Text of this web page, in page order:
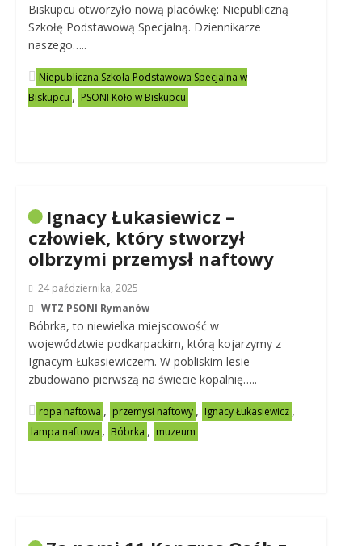
Biskupcu otworzyło nową placówkę: Niepubliczną
Szkołę Podstawową Specjalną. Dziennikarze
naszego…..
Niepubliczna Szkoła Podstawowa Specjalna w
Biskupcu , PSONI Koło w Biskupcu
Ignacy Łukasiewicz –
człowiek, który stworzył
olbrzymi przemysł naftowy
24 października, 2025
WTZ PSONI Rymanów
Bóbrka, to niewielka miejscowość w
województwie podkarpackim, którą kojarzymy z
Ignacym Łukasiewiczem. W pobliskim lesie
zbudowano pierwszą na świecie kopalnię…..
ropa naftowa , przemysł naftowy , Ignacy Łukasiewicz ,
lampa naftowa , Bóbrka , muzeum